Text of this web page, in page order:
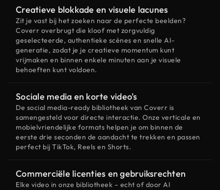
Creatieve blokkade en visuele lacunes
Zit je vast bij het zoeken naar de perfecte beelden?
Coverr overbrugt die kloof met zorgvuldig
geselecteerde, authentieke scènes en snelle AI-
generatie, zodat je je creatieve momentum kunt
vrijmaken en binnen enkele minuten aan je visuele
behoeften kunt voldoen.
Sociale media en korte video's
De social media-ready bibliotheek van Coverr is
samengesteld voor directe interactie. Onze verticale en
mobielvriendelijke formats helpen je om binnen de
eerste drie seconden de aandacht te trekken en passen
perfect bij TikTok, Reels en Shorts.
Commerciële licenties en gebruiksrechten
Elke video in onze bibliotheek – echt of door AI